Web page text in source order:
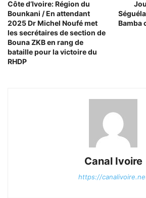
Côte d’Ivoire: Région du
Bounkani / En attendant
2025 Dr Michel Noufé met
les secrétaires de section de
Bouna ZKB en rang de
bataille pour la victoire du
RHDP
Bamba
Canal Ivoire
https://